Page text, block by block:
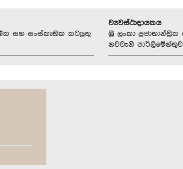
සහ සංස්කෘතික කටයුතු
ව්‍යවස්ථාදායකය
ශ්‍රී ලංකා
නවවැනි පාර්ලිමේන්තුව